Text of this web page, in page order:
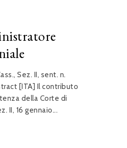
Sez. II, sent. n.
[ITA] Il contributo
della Corte di
II, 16 gennaio...